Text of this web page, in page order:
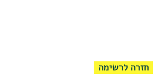
חזרה לרשימה